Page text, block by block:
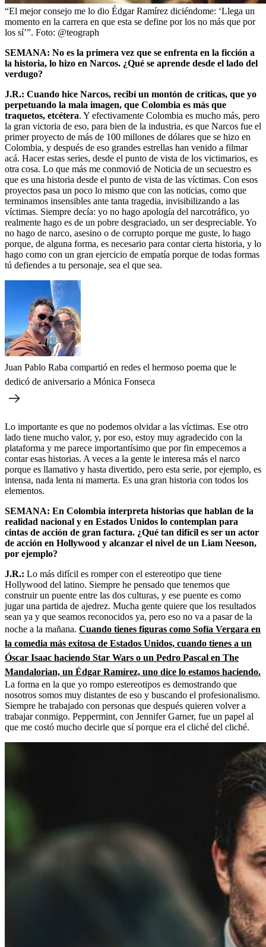
“El mejor consejo me lo dio Édgar Ramírez diciéndome: ‘Llega un
momento en la carrera en que esta se define por los no más que por
los sí’”. Foto: @teograph
SEMANA: No es la primera vez que se enfrenta en la ficción a
la historia, lo hizo en Narcos. ¿Qué se aprende desde el lado del
verdugo?
J.R.: Cuando hice Narcos, recibí un montón de críticas, que yo
perpetuando la mala imagen, que Colombia es más que
traquetos, etcétera. Y efectivamente Colombia es mucho más, pero
la gran victoria de eso, para bien de la industria, es que Narcos fue el
primer proyecto de más de 100 millones de dólares que se hizo en
Colombia, y después de eso grandes estrellas han venido a filmar
acá. Hacer estas series, desde el punto de vista de los victimarios, es
otra cosa. Lo que más me conmovió de Noticia de un secuestro es
que es una historia desde el punto de vista de las víctimas. Con esos
proyectos pasa un poco lo mismo que con las noticias, como que
terminamos insensibles ante tanta tragedia, invisibilizando a las
víctimas. Siempre decía: yo no hago apología del narcotráfico, yo
realmente hago es de un pobre desgraciado, un ser despreciable. Yo
no hago de narco, asesino o de corrupto porque me guste, lo hago
porque, de alguna forma, es necesario para contar cierta historia, y lo
hago como con un gran ejercicio de empatía porque de todas formas
tú defiendes a tu personaje, sea el que sea.
Juan Pablo Raba compartió en redes el hermoso poema que le
dedicó de aniversario a Mónica Fonseca
Lo importante es que no podemos olvidar a las víctimas. Ese otro
lado tiene mucho valor, y, por eso, estoy muy agradecido con la
plataforma y me parece importantísimo que por fin empecemos a
contar esas historias. A veces a la gente le interesa más el narco
porque es llamativo y hasta divertido, pero esta serie, por ejemplo, es
intensa, nada lenta ni mamerta. Es una gran historia con todos los
elementos.
SEMANA: En Colombia interpreta historias que hablan de la
realidad nacional y en Estados Unidos lo contemplan para
cintas de acción de gran factura. ¿Qué tan difícil es ser un actor
de acción en Hollywood y alcanzar el nivel de un Liam Neeson,
por ejemplo?
J.R.: Lo más difícil es romper con el estereotipo que tiene
Hollywood del latino. Siempre he pensado que tenemos que
construir un puente entre las dos culturas, y ese puente es como
jugar una partida de ajedrez. Mucha gente quiere que los resultados
sean ya y que seamos reconocidos ya, pero eso no va a pasar de la
noche a la mañana. Cuando tienes figuras como Sofía Vergara en
la comedia más exitosa de Estados Unidos, cuando tienes a un
Óscar Isaac haciendo Star Wars o un Pedro Pascal en The
Mandalorian, un Édgar Ramírez, uno dice lo estamos haciendo.
La forma en la que yo rompo estereotipos es demostrando que
nosotros somos muy distantes de eso y buscando el profesionalismo.
Siempre he trabajado con personas que después quieren volver a
trabajar conmigo. Peppermint, con Jennifer Garner, fue un papel al
que me costó mucho decirle que sí porque era el cliché del cliché.